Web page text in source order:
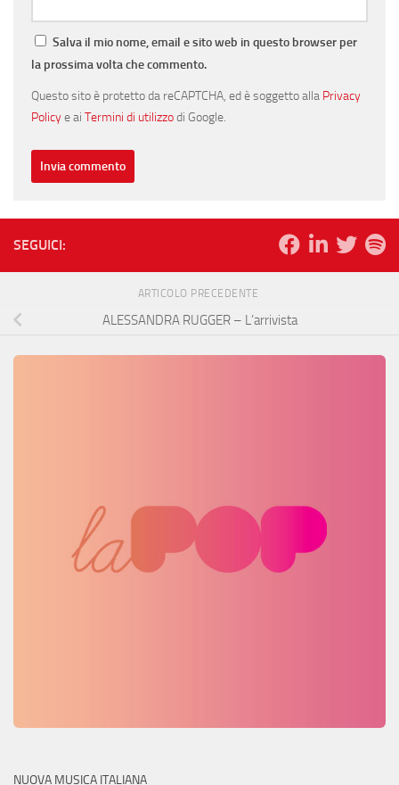
Salva il mio nome, email e sito web in questo browser per
la prossima volta che commento.
Questo sito è protetto da reCAPTCHA, ed è soggetto alla Privacy
Policye ai Termini di utilizzodi Google.
SEGUICI:
ARTICOLO PRECEDENTE
ALESSANDRA RUGGER – L’arrivista
NUOVA MUSICA ITALIANA